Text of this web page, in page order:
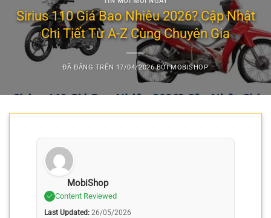
Sirius 110 Giá Bao Nhiêu 2026? Cập Nhật
Chi Tiết Từ A-Z Cùng Chuyên Gia
ĐÃ ĐĂNG TRÊN 17/04/2026 BỞIMOBISHOP
MobiShop
Content Reviewed
Last Updated: 26/05/2026